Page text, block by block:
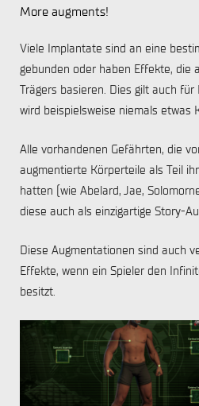
More augments!
Viele Implantate sind an eine
gebunden oder haben Effekte, die
Trägers basieren. Dies gilt auch für
wird beispielsweise niemals etwas
Alle vorhandenen Gefährten, die
augmentierte Körperteile als Teil
hatten (wie Abelard, Jae,
diese auch als einzigartige Story-
Diese Augmentationen sind auch
Effekte, wenn ein Spieler den
besitzt.